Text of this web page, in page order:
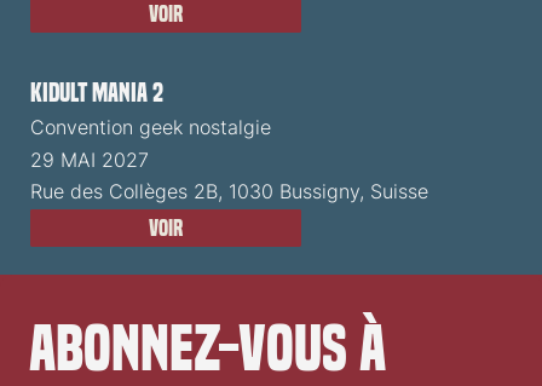
Voir
Kidult Mania 2
Convention geek nostalgie
29 MAI 2027
Rue des Collèges 2B, 1030 Bussigny, Suisse
Voir
Abonnez-vous à